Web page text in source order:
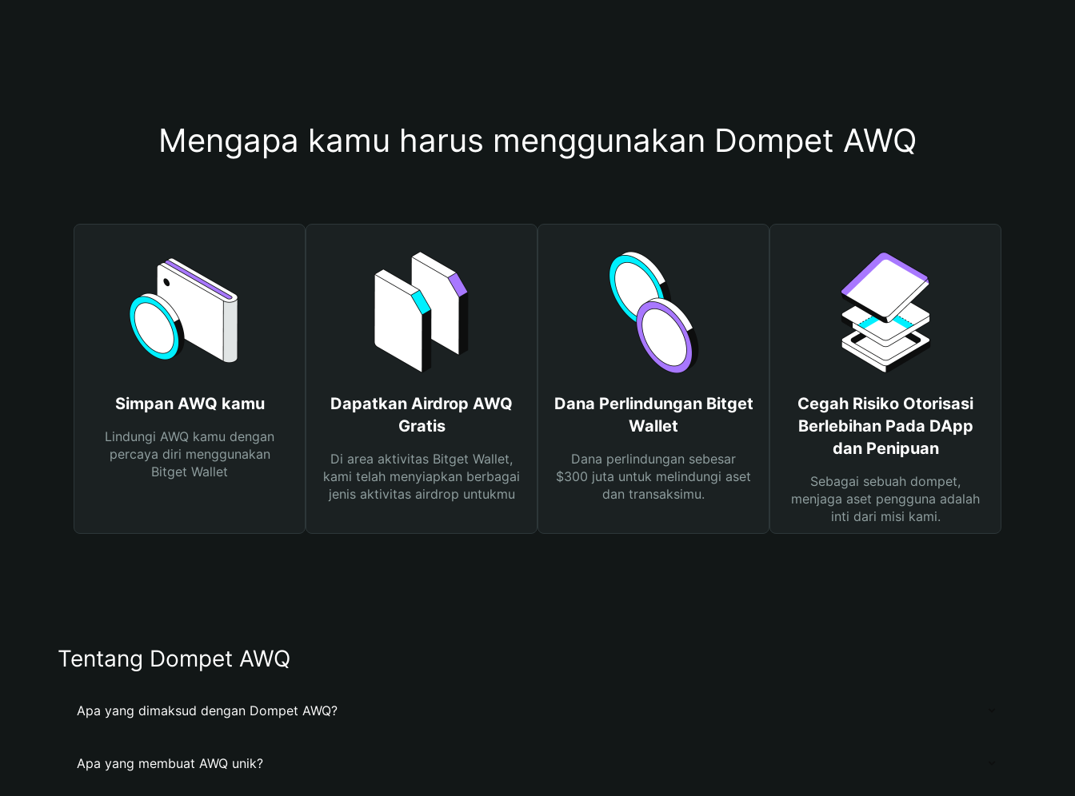
Mengapa kamu harus menggunakan Dompet AWQ
Simpan AWQ kamu
Lindungi AWQ kamu dengan
percaya diri menggunakan
Bitget Wallet
Dapatkan Airdrop AWQ
Gratis
Di area aktivitas Bitget Wallet,
kami telah menyiapkan berbagai
jenis aktivitas airdrop untukmu
Dana Perlindungan Bitget
Wallet
Dana perlindungan sebesar
$300 juta untuk melindungi aset
dan transaksimu.
Cegah Risiko Otorisasi
Berlebihan Pada DApp
dan Penipuan
Sebagai sebuah dompet,
menjaga aset pengguna adalah
inti dari misi kami.
Tentang Dompet AWQ
Apa yang dimaksud dengan Dompet AWQ?
Apa yang membuat AWQ unik?